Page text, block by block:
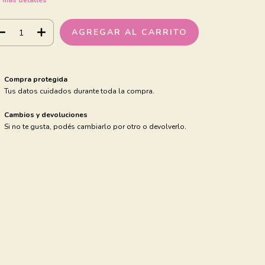
Compra protegida
Tus datos cuidados durante toda la compra.
Cambios y devoluciones
Si no te gusta, podés cambiarlo por otro o devolverlo.